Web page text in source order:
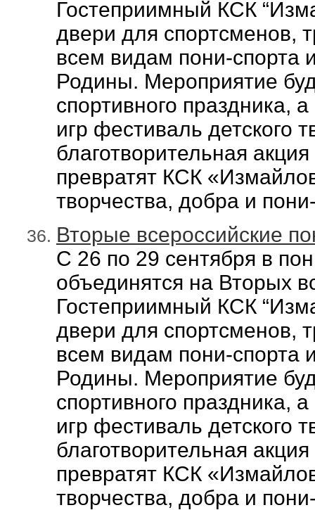
Гостеприимный КСК
двери для спортсменов,
всем видам пони-спорта
Родины. Мероприятие
спортивного праздника,
игр фестиваль детского
благотворительная
превратят КСК
творчества, добра и
Вторые всероссийские
С 26 по 29 сентября в
объединятся на Вторых
Гостеприимный КСК
двери для спортсменов,
всем видам пони-спорта
Родины. Мероприятие
спортивного праздника,
игр фестиваль детского
благотворительная
превратят КСК
творчества, добра и